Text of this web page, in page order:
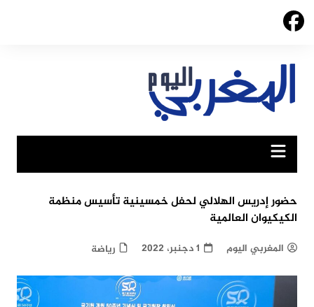
Skip
حضور إدريس الهلالي لحفل خمسينية تأسيس منظمة
الكيكيوان العالمية
المغربي اليوم 1 دجنبر، 2022 رياضة